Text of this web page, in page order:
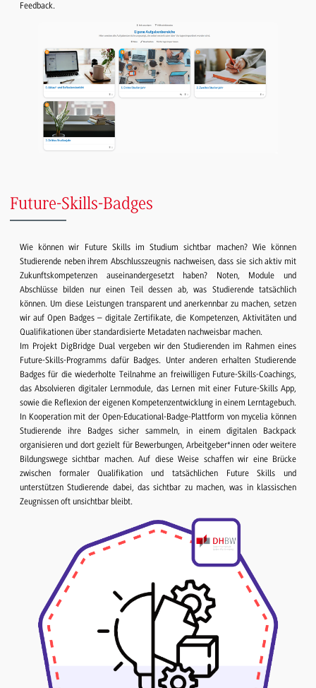
Feedback.
Future-Skills-Badges
Wie können wir Future Skills im Studium sichtbar machen? Wie können
Studierende neben ihrem Abschlusszeugnis nachweisen, dass sie sich aktiv mit
Zukunftskompetenzen auseinandergesetzt haben? Noten, Module und
Abschlüsse bilden nur einen Teil dessen ab, was Studierende tatsächlich
können. Um diese Leistungen transparent und anerkennbar zu machen, setzen
wir auf Open Badges – digitale Zertifikate, die Kompetenzen, Aktivitäten und
Qualifikationen über standardisierte Metadaten nachweisbar machen.
Im Projekt DigBridge Dual vergeben wir den Studierenden im Rahmen eines
Future-Skills-Programms dafür Badges. Unter anderen erhalten Studierende
Badges für die wiederholte Teilnahme an freiwilligen Future-Skills-Coachings,
das Absolvieren digitaler Lernmodule, das Lernen mit einer Future-Skills App,
sowie die Reflexion der eigenen Kompetenzentwicklung in einem Lerntagebuch.
In Kooperation mit der Open-Educational-Badge-Plattform von mycelia können
Studierende ihre Badges sicher sammeln, in einem digitalen Backpack
organisieren und dort gezielt für Bewerbungen, Arbeitgeber*innen oder weitere
Bildungswege sichtbar machen. Auf diese Weise schaffen wir eine Brücke
zwischen formaler Qualifikation und tatsächlichen Future Skills und
unterstützen Studierende dabei, das sichtbar zu machen, was in klassischen
Zeugnissen oft unsichtbar bleibt.